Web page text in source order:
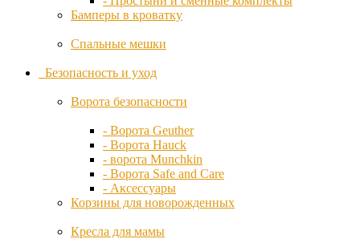
Kidsmill
Kidzi
Kiwy
Leander
Leclerc
Бамперы в кроватку
Спальные мешки
Безопасность и уход
Ворота безопасности
- Ворота Geuther
- Ворота Hauck
- ворота Munchkin
- Ворота Safe and Care
- Аксессуары
Корзины для новорожденных
Кресла для мамы